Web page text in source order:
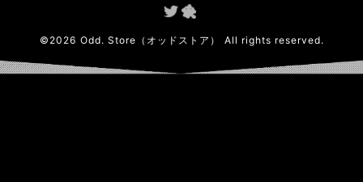
© 2026 Odd. Store（オッドストア） All rights reserved.